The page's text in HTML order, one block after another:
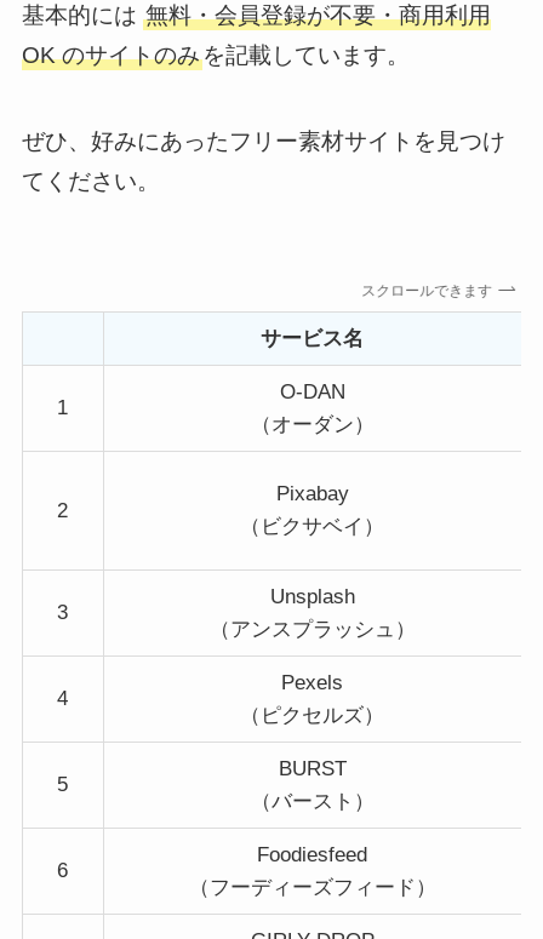
基本的には 無料・会員登録が不要・商用利用
OK のサイトのみを記載 しています。
ぜひ、好みにあったフリー素材サイトを見つけ
てください。
スクロールできます
サービス名
1
O-DAN
（オーダン）
2
Pixabay
（ビクサベイ）
3
Unsplash
（アンスプラッシュ）
4
Pexels
（ピクセルズ）
5
BURST
（バースト）
6
Foodiesfeed
（フーディーズフィード）